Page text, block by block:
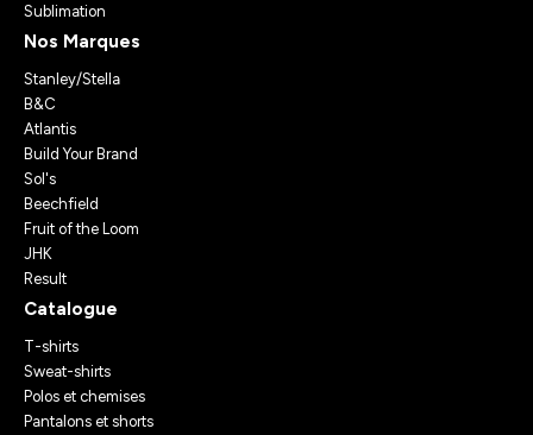
Sublimation
Nos Marques
Stanley/Stella
B&C
Atlantis
Build Your Brand
Sol's
Beechfield
Fruit of the Loom
JHK
Result
Catalogue
T-shirts
Sweat-shirts
Polos et chemises
Pantalons et shorts